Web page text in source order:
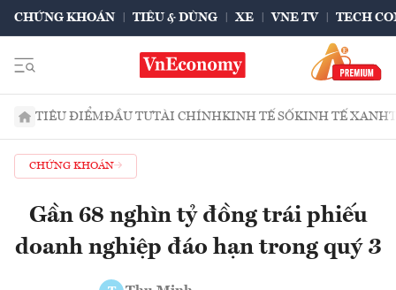
CHỨNG KHOÁN TIÊU & DÙNG XE VNE TV TECH
TIÊU ĐIỂMĐẦU TƯTÀI CHÍNHKINH TẾ SỐKINH TẾ XANH
CHỨNG KHOÁN
Gần 68 nghìn tỷ đồng trái phiếu
doanh nghiệp đáo hạn trong quý 3